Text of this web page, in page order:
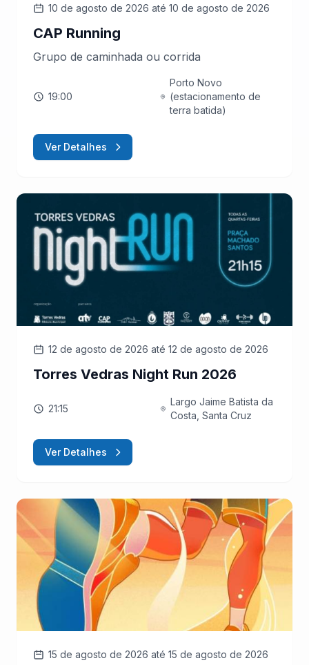
10 de agosto de 2026 até 10 de agosto de 2026
CAP Running
Grupo de caminhada ou corrida
19:00
Porto Novo
(estacionamento de
terra batida)
Ver Detalhes
12 de agosto de 2026 até 12 de agosto de 2026
Torres Vedras Night Run 2026
21:15
Largo Jaime Batista da
Costa, Santa Cruz
Ver Detalhes
15 de agosto de 2026 até 15 de agosto de 2026